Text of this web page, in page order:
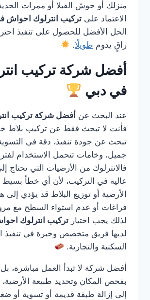
منزلك أو حوش الفيلا أو ممرات
الاعتماد على تركيب انترلوك احواش
الحل الأفضل للحصول على تنفيذ
راقٍ يدوم طويلًا.
أفضل شركة تركيب
في دبي
عند البحث عن أفضل شركة تركيب
فأنت لا تبحث فقط عن تركيب بلاط
تبحث عن جودة تنفيذ، دقة في
جميل، وخامات تتحمل الاستخدام
فالانترلوك من الأرضيات التي تحتاج
عالية في التركيب، لأن أي خطأ بسيط
الأرضية أو توزيع البلاط قد يؤدي إلى
فراغات أو عدم استواء السطح مع
لذلك يجب اختيار تركيب انترلوك
لديها فريق متخصص وخبرة في تنفيذ
السكنية والتجارية.
أفضل شركة لا تبدأ العمل مباشرة، بل
بفحص المكان وتحديد طبيعة
إلى إزالة طبقة قديمة أو تسوية أو